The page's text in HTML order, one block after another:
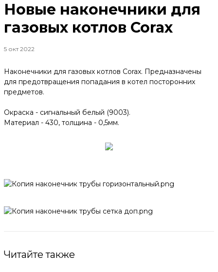
Новые наконечники для
газовых котлов Corax
5 окт 2022
Наконечники для газовых котлов Corax. Предназначены
для предотвращения попадания в котел посторонних
предметов.
Окраска - сигнальный белый (9003).
Материал - 430, толщина - 0,5мм.
Читайте также